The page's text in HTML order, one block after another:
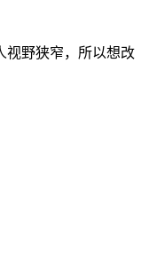
视野狭窄，所以想改